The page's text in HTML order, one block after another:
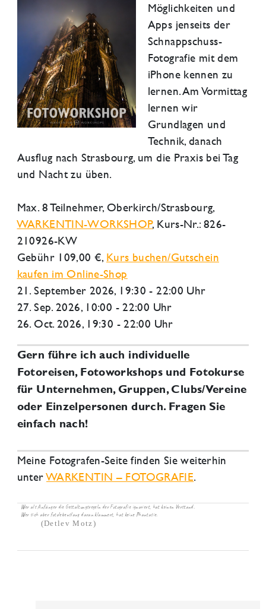
Möglichkeiten und
Apps jenseits der
Schnappschuss-
Fotografie mit dem
iPhone kennen zu
lernen. Am Vormittag
lernen wir
Grundlagen und
Technik, danach
Ausflug nach Strasbourg, um die Praxis bei Tag
und Nacht zu üben.
Max. 8 Teilnehmer, Oberkirch/Strasbourg,
WARKENTIN-WORKSHOP, Kurs-Nr.: 826-
210926-KW
Gebühr 109,00 €, Kurs buchen/Gutschein
kaufen im Online-Shop
21. September 2026, 19:30 - 22:00 Uhr
27. Sep. 2026, 10:00 - 22:00 Uhr
26. Oct. 2026, 19:30 - 22:00 Uhr
Gern führe ich auch individuelle
Fotoreisen, Fotoworkshops und Fotokurse
für Unternehmen, Gruppen, Clubs/Vereine
oder Einzelpersonen durch. Fragen Sie
einfach nach!
Meine Fotografen-Seite finden Sie weiterhin
unterWARKENTIN – FOTOGRAFIE.
Wer als Anfänger die Gestaltungsregeln der Fotografie ignoriert, hat keinen Verstand.
Wer sich aber fotolebenslang daran klammert, hat keine Phantasie.
(Detlev Motz)